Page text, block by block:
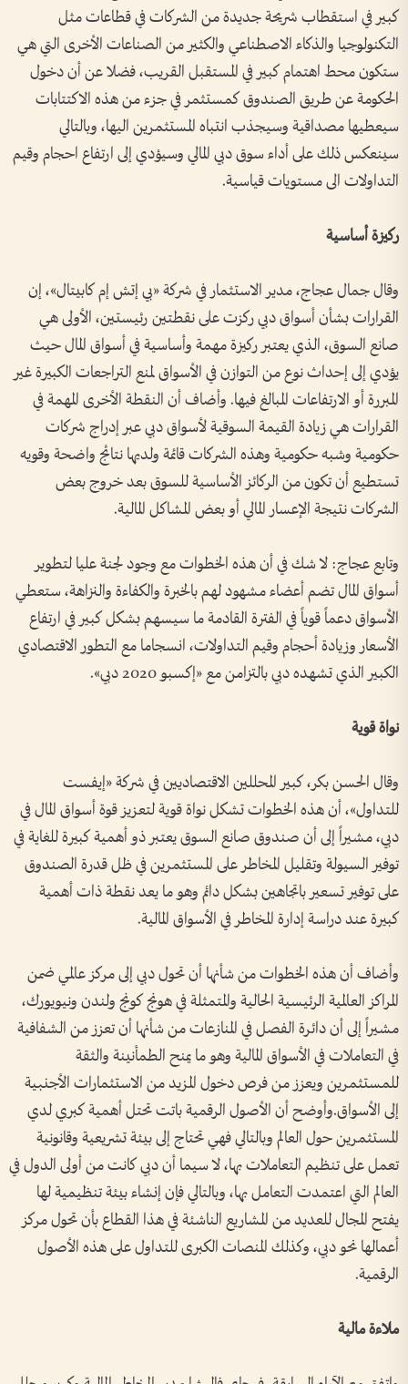
كبير في استقطاب شريحة جديدة من الشركات في قطاعات مثل
التكنولوجيا والذكاء الاصطناعي والكثير من الصناعات الأخرى التي هي
ستكون محط اهتمام كبير في المستقبل القريب، فضلا عن أن دخول
الحكومة عن طريق الصندوق كمستثمر في جزء من هذه الاكتتابات
سيعطيها مصداقية وسيجذب انتباه المستثمرين اليها، وبالتالي
سينعكس ذلك على أداء سوق دبي المالي وسيؤدي إلى ارتفاع احجام وقيم
التداولات الى مستويات قياسية.
ركيزة أساسية
وقال جمال عجاج، مدير الاستثمار في شركة «بي إتش إم كابيتال»، إن
القرارات بشأن أسواق دبي ركزت على نقطتين رئيستين، الأولى هي
صانع السوق، الذي يعتبر ركيزة مهمة وأساسية في أسواق المال حيث
يؤدي إلى إحداث نوع من التوازن في الأسواق لمنع التراجعات الكبيرة غير
المبررة أو الارتفاعات المبالغ فيها. وأضاف أن النقطة الأخرى المهمة في
القرارات هي زيادة القيمة السوقية لأسواق دبي عبر إدراج شركات
حكومية وشبه حكومية وهذه الشركات قائمة ولديها نتائج واضحة وقويه
تستطيع أن تكون من الركائز الأساسية للسوق بعد خروج بعض
الشركات نتيجة الإعسار المالي أو بعض المشاكل المالية.‏
‏وتابع عجاج: لا شك في أن هذه الخطوات مع وجود لجنة عليا لتطوير
أسواق المال تضم أعضاء مشهود لهم بالخبرة والكفاءة والنزاهة، ستعطي
الأسواق دعماً قوياً في الفترة القادمة ما سيسهم بشكل كبير في ارتفاع
الأسعار وزيادة أحجام وقيم التداولات، انسجاما مع التطور الاقتصادي
الكبير الذي تشهده دبي بالتزامن مع «إكسبو 2020 دبي».
نواة قوية
وقال الحسن بكر، كبير المحللين الاقتصاديين في شركة «إيفست
للتداول»، أن هذه الخطوات تشكل نواة قوية لتعزيز قوة أسواق المال في
دبي، مشيراً إلى أن صندوق صانع السوق يعتبر ذو أهمية كبيرة للغاية في
توفير السيولة وتقليل المخاطر على المستثمرين في ظل قدرة الصندوق
على توفير تسعير باتجاهين بشكل دائم وهو ما يعد نقطة ذات أهمية
كبيرة عند دراسة إدارة المخاطر في الأسواق المالية.
وأضاف أن هذه الخطوات من شأنها أن تحول دبي إلى مركز عالمي ضمن
المراكز العالمية الرئيسية الحالية والمتمثلة في هونج كونج ولندن ونيويورك،
مشيراً إلى أن دائرة الفصل في المنازعات من شأنها أن تعزز من الشفافية
في التعاملات في الأسواق المالية وهو ما يمنح الطمأنينة والثقة
للمستثمرين ويعزز من فرص دخول المزيد من الاستثمارات الأجنبية
إلى الأسواق.وأوضح أن الأصول الرقمية باتت تحتل أهمية كبري لدي
المستثمرين حول العالم وبالتالي فهي تحتاج إلى بيئة تشريعية وقانونية
تعمل على تنظيم التعاملات بها، لا سيما أن دبي كانت من أولى الدول في
العالم التي اعتمدت التعامل بها، وبالتالي فإن إنشاء بيئة تنظيمية لها
يفتح المجال للعديد من المشاريع الناشئة في هذا القطاع بأن تحول مركز
أعمالها نحو دبي، وكذلك المنصات الكبرى للتداول على هذه الأصول
الرقمية.
ملاءة مالية